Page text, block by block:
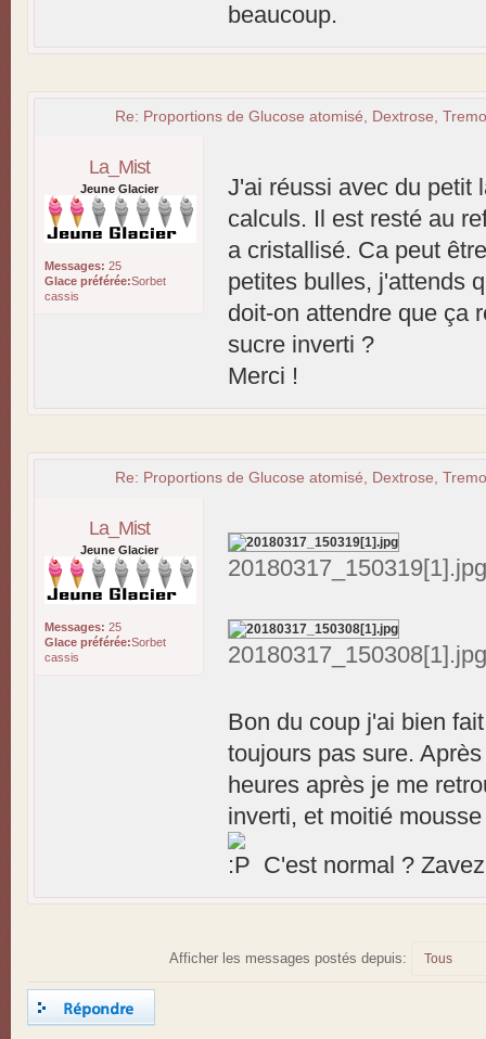
beaucoup.
Re: Proportions de Glucose atomisé, Dextrose,
La_Mist
Jeune Glacier
Messages: 25
Glace préférée:Sorbet
cassis
J'ai réussi avec du petit
calculs. Il est resté au
a cristallisé. Ca peut
petites bulles, j'attends
doit-on attendre que ça
sucre inverti ?
Merci !
Re: Proportions de Glucose atomisé, Dextrose,
La_Mist
Jeune Glacier
Messages: 25
Glace préférée:Sorbet
cassis
Bon du coup j'ai bien
toujours pas sure.
heures après je me
inverti, et moitié
C'est normal ?
Afficher les messages postés depuis: